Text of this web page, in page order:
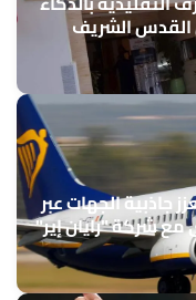
القدس الشريف
جاذبية الجهات عبر
مع شركة "رايان إير"